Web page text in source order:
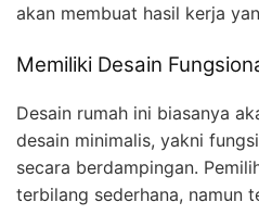
akan membuat hasil kerja
Memiliki Desain
Desain rumah ini biasanya
desain minimalis, yakni
secara berdampingan.
terbilang sederhana, namun